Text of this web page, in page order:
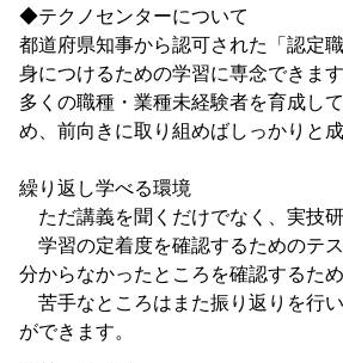
◆テクノセンターについて
都道府県知事から認可された「認定
身につけるための学習に専念できます
多くの職種・業種未経験者を育成し
め、前向きに取り組めばしっかりと
繰り返し学べる環境
ただ講義を聞くだけでなく、実技研
学習の定着度を確認するためのテ
分からなかったところを確認するため
苦手なところはまた振り返りを行
ができます。